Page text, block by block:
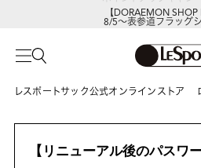
【DORAEMON SHOP
8/5～表参道フラッグ
レスポートサック公式オンラインストア
【リニューアル後のパスワ